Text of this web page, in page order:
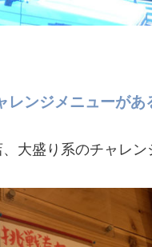
レンジメニューがあ
大盛り系のチャレン